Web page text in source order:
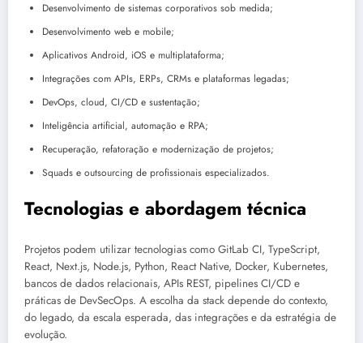
Desenvolvimento de sistemas corporativos sob medida;
Desenvolvimento web e mobile;
Aplicativos Android, iOS e multiplataforma;
Integrações com APIs, ERPs, CRMs e plataformas legadas;
DevOps, cloud, CI/CD e sustentação;
Inteligência artificial, automação e RPA;
Recuperação, refatoração e modernização de projetos;
Squads e outsourcing de profissionais especializados.
Tecnologias e abordagem técnica
Projetos podem utilizar tecnologias como GitLab CI, TypeScript,
React, Next.js, Node.js, Python, React Native, Docker, Kubernetes,
bancos de dados relacionais, APIs REST, pipelines CI/CD e
práticas de DevSecOps. A escolha da stack depende do contexto,
do legado, da escala esperada, das integrações e da estratégia de
evolução.